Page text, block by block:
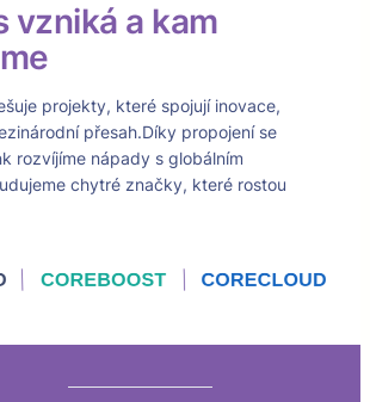
vzniká a kam
projekty, které spojují inovace,
přesah.Díky propojení se
rozvíjíme nápady s globálním
chytré značky, které rostou